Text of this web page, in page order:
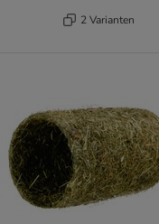
2 Varianten